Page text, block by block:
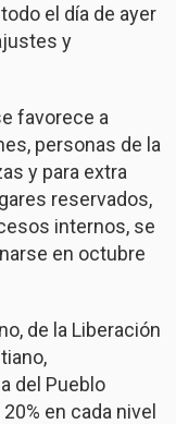
el día de ayer
y
favorece a
personas de la
y para extra
reservados,
internos, se
en octubre
de la Liberación
del Pueblo
en cada nivel